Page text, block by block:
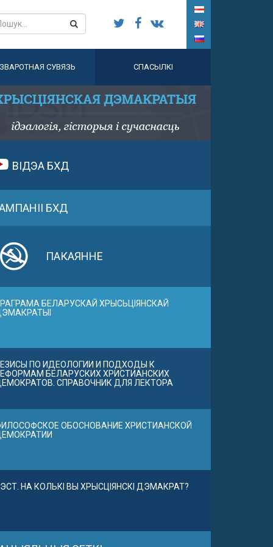
ЗВАРОТНАЯ СУВЯЗЬ СПАСЫЛКІ
ВІДЭА БХД
БХД
ПАКАЯННЕ
БЕЛАРУСКАЙ ХРЫСЬЦІЯНСКАЙ
ПО ИДЕОЛОГИИ И ПОДХОДЫ К
БЕЛАРУСКИХ ХРИСТИАНСКИХ
СПРАВОЧНИК ДЛЯ ЛЕКТОРА
ОБОСНОВАНИЕ ХРИСТИАНСКОЙ
НА КОЛЬКІ ВЫ ХРЫСЦІЯНСКІ ДЭМАКРАТ?